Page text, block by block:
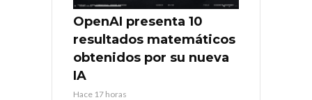
OpenAI presenta 10
resultados matemáticos
obtenidos por su nueva
IA
Hace 17 horas